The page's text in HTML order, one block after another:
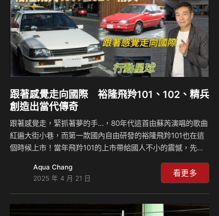
代，新聞的價值、新聞工作者的經驗與精神該如何傳承，一直
是基金會…
跟著感覺走向國際 裕隆飛羚101、102、精兵
創造出當代傳奇
跟著感覺走，緊抓著夢的手…，80年代這首由蘇芮演唱的歌曲
紅遍大街小巷，而第一款國內自由研發的裕隆飛羚101也在這
個時候上市！當年飛羚101的上市帶給國人不小的震憾，先進
之後亦曾外銷荷蘭、參加東京車展，甚至還輾轉進入俄羅斯及
北非。之後由鍾楚紅代言的102亦有著OK的銷量，不過到了精
兵，在強敵環伺下黯然收場。飛羚系列有哪些不為人知的八卦
故事？若想收一台活體該注意哪些？本集島叔和曾親身擁有過
Aqua Chang
2025 年 4 月 21 日
看更多